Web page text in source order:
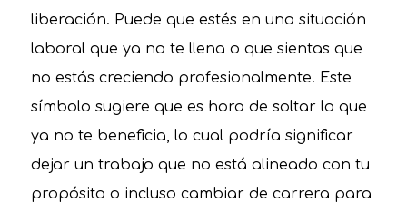
liberación. Puede que estés en una situación
laboral que ya no te llena o que sientas que
no estás creciendo profesionalmente. Este
símbolo sugiere que es hora de soltar lo que
ya no te beneficia, lo cual podría significar
dejar un trabajo que no está alineado con tu
propósito o incluso cambiar de carrera para